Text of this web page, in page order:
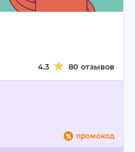
4.3 80 отзывов
промокод